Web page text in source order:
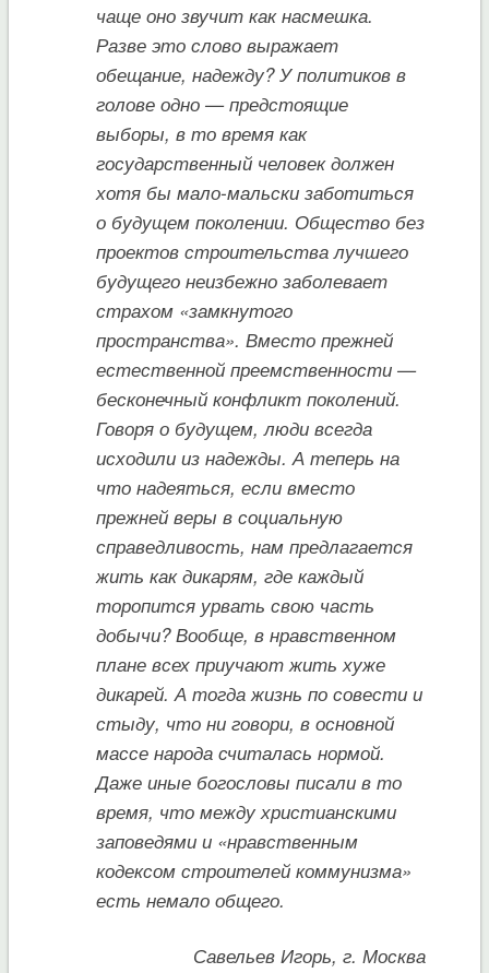
чаще оно звучит как насмешка.
Разве это слово выражает
обещание, надежду? У политиков в
голове одно — предстоящие
выборы, в то время как
государственный человек должен
хотя бы мало-мальски заботиться
о будущем поколении. Общество без
проектов строительства лучшего
будущего неизбежно заболевает
страхом «замкнутого
пространства». Вместо прежней
естественной преемственности —
бесконечный конфликт поколений.
Говоря о будущем, люди всегда
исходили из надежды. А теперь на
что надеяться, если вместо
прежней веры в социальную
справедливость, нам предлагается
жить как дикарям, где каждый
торопится урвать свою часть
добычи? Вообще, в нравственном
плане всех приучают жить хуже
дикарей. А тогда жизнь по совести и
стыду, что ни говори, в основной
массе народа считалась нормой.
Даже иные богословы писали в то
время, что между христианскими
заповедями и «нравственным
кодексом строителей коммунизма»
есть немало общего.
Савельев Игорь, г. Москва